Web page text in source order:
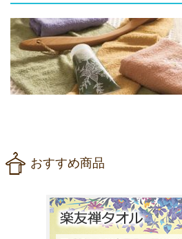
おすすめ商品